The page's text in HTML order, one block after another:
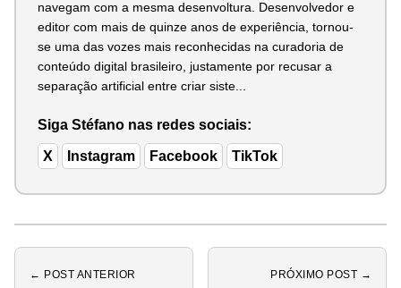
navegam com a mesma desenvoltura. Desenvolvedor e
editor com mais de quinze anos de experiência, tornou-
se uma das vozes mais reconhecidas na curadoria de
conteúdo digital brasileiro, justamente por recusar a
separação artificial entre criar siste...
Siga Stéfano nas redes sociais:
X Instagram Facebook TikTok
← POST ANTERIOR PRÓXIMO POST →